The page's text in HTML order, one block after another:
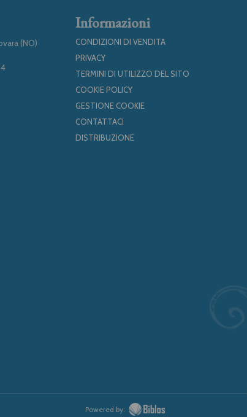
(NO)
Informazioni
CONDIZIONI DI VENDITA
PRIVACY
TERMINI DI UTILIZZO DEL SITO
COOKIE POLICY
GESTIONE COOKIE
CONTATTACI
DISTRIBUZIONE
Powered by: